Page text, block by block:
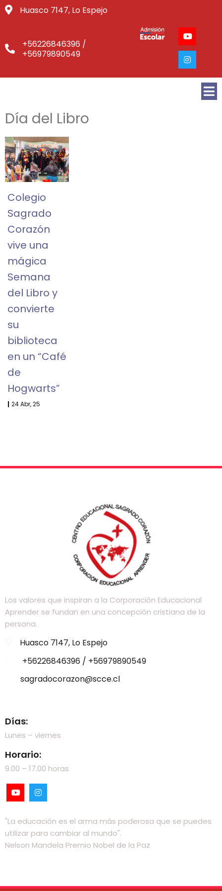
Huasco 7147, Lo Espejo
+56226846396 /
+56979890549
Día del Libro
Colegio
Sagrado
Corazón
vive una
mágica
Semana
del Libro y
convierte
su
biblioteca
en un “Café
de
Hogwarts”
| 24Abr, 25
Los valores que inspiran a la Corporación Educacional
Aprender se fundan en una concepción cristiana de la
persona.
Huasco 7147, Lo Espejo
+56226846396 / +56979890549
sagradocorazon@scce.cl
Días:
Lunes – viernes
Horario:
9.00 – 17.00 horas
"La educación es el arma más poderosa que se puedes
utilizar para cambiar al mundo".
Nelson Mandela Premio Nobel de la Paz